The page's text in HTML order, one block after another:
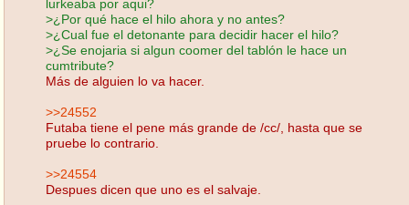
lurkeaba por aqui?
>¿Por qué hace el hilo ahora y no antes?
>¿Cual fue el detonante para decidir hacer el hilo?
>¿Se enojaria si algun coomer del tablón le hace un
cumtribute?
Más de alguien lo va hacer.
>>24552
Futaba tiene el pene más grande de /cc/, hasta que se
pruebe lo contrario.
>>24554
Despues dicen que uno es el salvaje.